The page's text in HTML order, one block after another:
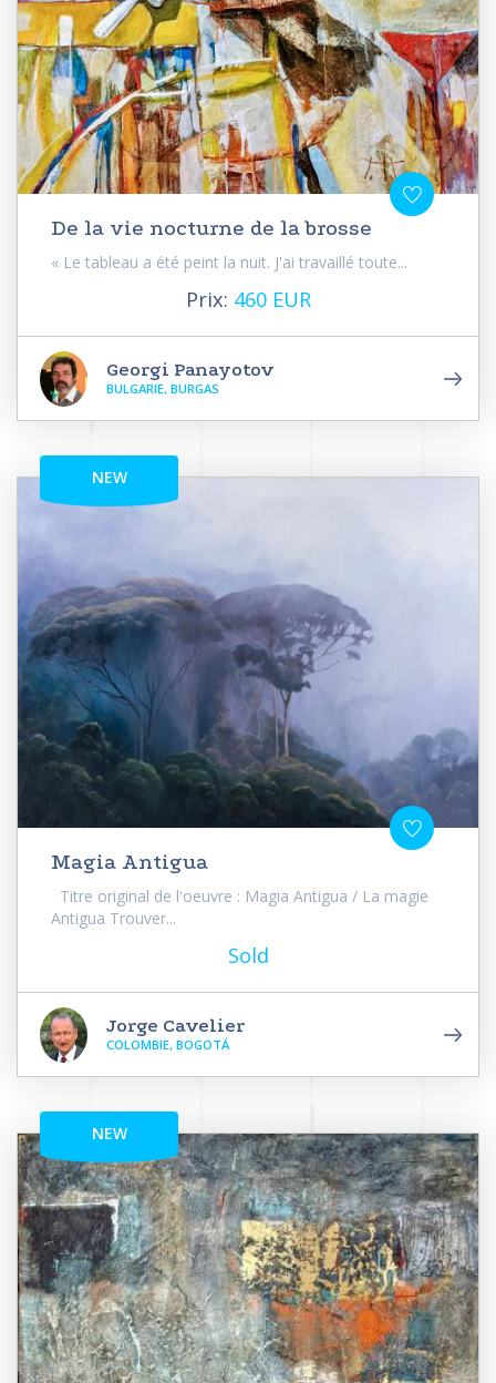
De la vie nocturne de la brosse
« Le tableau a été peint la nuit. J'ai travaillé toute...
Prix: 460 EUR
Georgi Panayotov
BULGARIE, BURGAS
NEW
Magia Antigua
Titre original de l'oeuvre : Magia Antigua / La magie
Antigua Trouver...
Sold
Jorge Cavelier
COLOMBIE, BOGOTÁ
NEW